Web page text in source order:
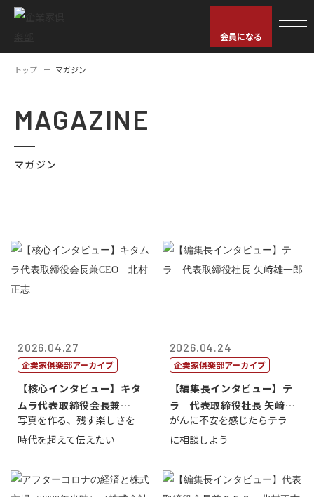
会員になる
トップ マガジン
MAGAZINE
マガジン
2026.04.27
企業家倶楽部アーカイブ
【核心インタビュー】キタ
ムラ代表取締役会長兼
CEO 北村正志
写真を作る、残す楽しさを
時代を超えて伝えたい
2026.04.24
企業家倶楽部アーカイブ
【編集長インタビュー】テ
ラ 代表取締役社長 矢﨑雄
一郎
がんに不安を感じたらテラ
に相談しよう